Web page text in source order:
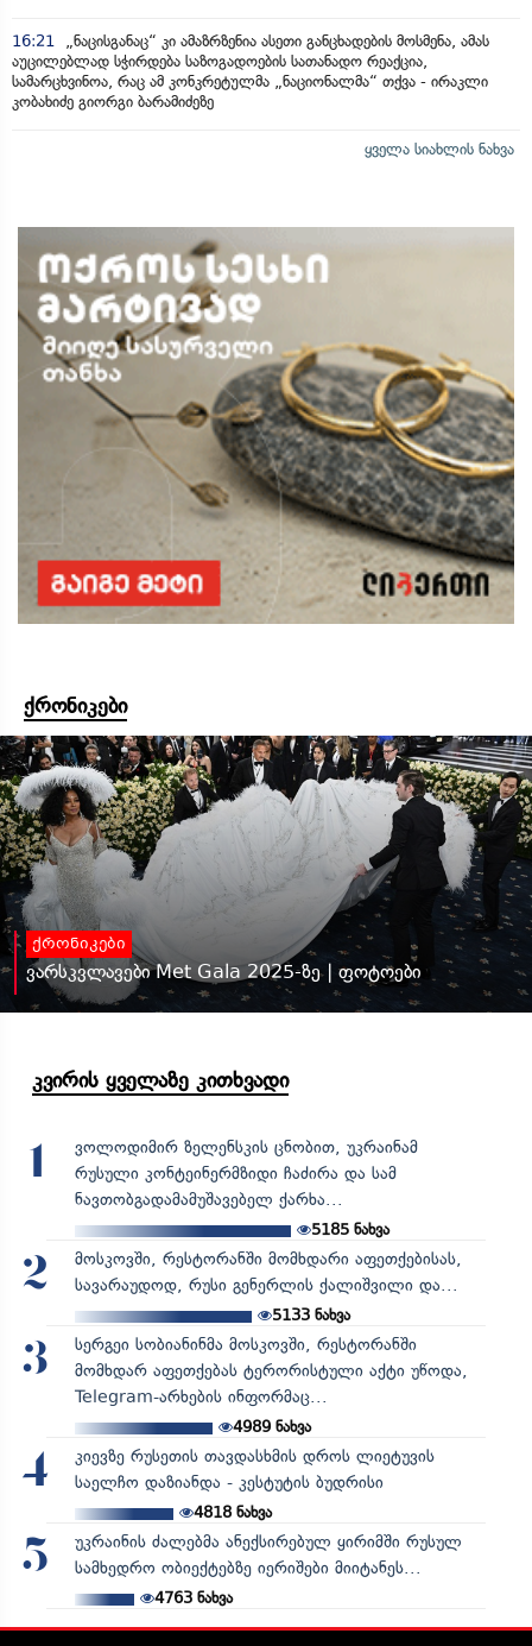
16:21
„ნაცისგანაც“ კი ამაზრზენია ასეთი განცხადების მოსმენა, ამას
აუცილებლად სჭირდება საზოგადოების სათანადო რეაქცია,
სამარცხვინოა, რაც ამ კონკრეტულმა „ნაციონალმა“ თქვა - ირაკლი
კობახიძე გიორგი ბარამიძეზე
ყველა სიახლის ნახვა
ქრონიკები
ქრონიკები
ვარსკვლავები Met Gala 2025-ზე | ფოტოები
კვირის ყველაზე კითხვადი
1
ვოლოდიმირ ზელენსკის ცნობით, უკრაინამ
რუსული კონტეინერმზიდი ჩაძირა და სამ
ნავთობგადამამუშავებელ ქარხა...
5185 ნახვა
2
მოსკოვში, რესტორანში მომხდარი აფეთქებისას,
სავარაუდოდ, რუსი გენერლის ქალიშვილი და...
5133ნახვა
3
სერგეი სობიანინმა მოსკოვში, რესტორანში
მომხდარ აფეთქებას ტერორისტული აქტი უწოდა,
Telegram-არხების ინფორმაც...
4989ნახვა
4
კიევზე რუსეთის თავდასხმის დროს ლიეტუვის
საელჩო დაზიანდა - კესტუტის ბუდრისი
4818ნახვა
5
უკრაინის ძალებმა ანექსირებულ ყირიმში რუსულ
სამხედრო ობიექტებზე იერიშები მიიტანეს...
4763ნახვა